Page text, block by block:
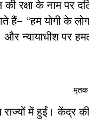
रक्षा के नाम पर
हैं– “हम योगी के
और न्यायाधीश
मृतक
में हुईं। केंद्र